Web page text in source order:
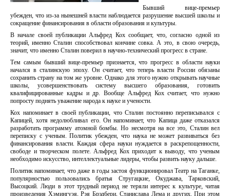
Бывший вице-премьер
убежден, что из-за нынешней власти наблюдается разрушение высшей школы и
сокращение финансирования в области образования и культуры.
В начале своей публикации Альфред Кох сообщает, что, согласно одной из
теорий, именно Сталин способствовал кончине совка. А это, в свою очередь,
значит, что именно Сталин поверил в научно-технический прогресс в стране.
Тем самым бывший вице-премьер признается, что прогресс в области науки
начался в сталинскую эпоху. Он считает, что теперь власти России обязаны
сохранить страну на том же уровне. Однако для этого нужно открывать научные
школы, усовершенствовать систему высшего образования, готовить
квалифицированные кадры и др. Вообще Альфред Кох считает, что нужно
попросту поднять уважение народа к науке и учености.
Кох напоминает в своей публикации, что Сталин постоянно переписывался с
Капицей, хотя недолюбливал его. Он напоминает, что Капица даже отказался
разработать программу атомной бомбы. Но несмотря на все это, Сталин вел
переписку с ученым. Политик убежден, что наука не может развиваться без
финансирования власти. Каждая сфера науки нуждается в раскрепощенности,
свободе и творческом полете. Альфред Кох приходит к выводу, что ученым
необходимо искусство, интеллектуальные лидеры, чтобы развить науку дальше.
Политик напоминает, что даже в годы застоя функционировал Театр на Таганке,
популярностью пользовались братья Стругацкие, Окуджава, Тарковский,
Высоцкий. Люди в этот трудный период не теряли интерес к культуре, читая
произведения Хэмингуэя, Рэя Брэдбери, Станислава Лема и других. При этом